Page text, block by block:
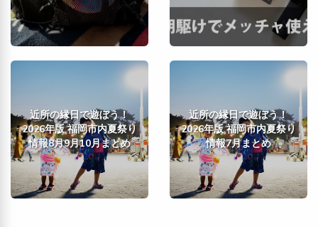
近所の縁日で遊ぼう！
2026年版 福岡市内夏祭り
情報8月9月10月まとめ
近所の縁日で遊ぼう！
2026年版 福岡市内夏祭り
情報7月まとめ